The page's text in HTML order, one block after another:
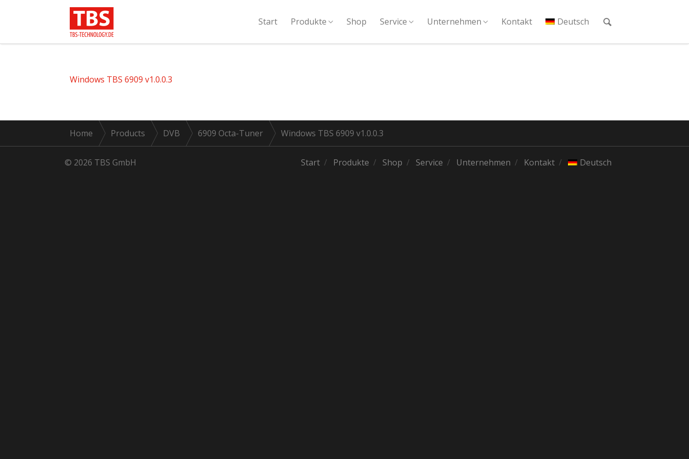
Start Produkte Shop Service Unternehmen Kontakt Deutsch
Windows TBS 6909 v1.0.0.3
Home Products DVB 6909 Octa-Tuner Windows TBS 6909 v1.0.0.3
© 2026 TBS GmbH Start Produkte Shop Service Unternehmen Kontakt Deutsch